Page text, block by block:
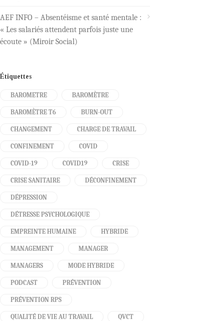
AEF INFO – Absentéisme et santé mentale :
« Les salariés attendent parfois juste une
écoute » (Miroir Social)
Étiquettes
BAROMETRE BAROMÈTRE
BAROMÈTRE T6 BURN-OUT
CHANGEMENT CHARGE DE TRAVAIL
CONFINEMENT COVID
COVID-19 COVID19 CRISE
CRISE SANITAIRE DÉCONFINEMENT
DÉPRESSION
DÉTRESSE PSYCHOLOGIQUE
EMPREINTE HUMAINE HYBRIDE
MANAGEMENT MANAGER
MANAGERS MODE HYBRIDE
PODCAST PRÉVENTION
PRÉVENTION RPS
QUALITÉ DE VIE AU TRAVAIL QVCT